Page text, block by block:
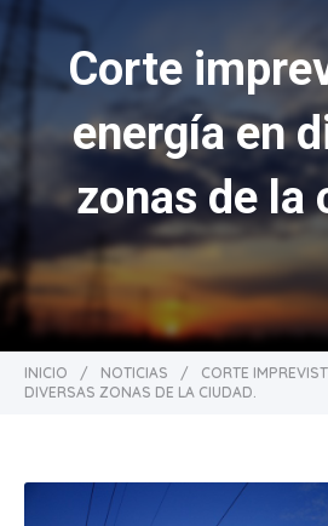
Corte
energía en
zonas de la
INICIO / NOTICIAS /
CORTE
DIVERSAS ZONAS DE LA CIUDAD.